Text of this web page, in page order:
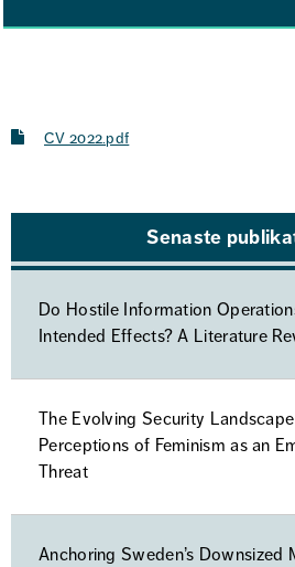
CV 2022.pdf
Senaste
Do Hostile Information
Intended Effects? A Literature
The Evolving Security Landscape
Perceptions of Feminism as an
Threat
Anchoring Sweden’s Downsized